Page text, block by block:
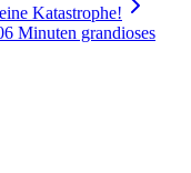
Katastrophe!
Minuten grandioses